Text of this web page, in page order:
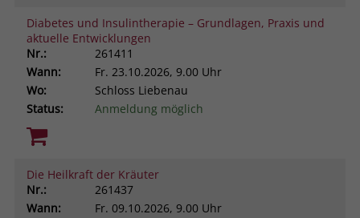
Diabetes und Insulintherapie – Grundlagen, Praxis und
aktuelle Entwicklungen
Nr.:
261411
Wann:
Fr. 23.10.2026, 9.00 Uhr
Wo:
Schloss Liebenau
Status:
Anmeldung möglich
Die Heilkraft der Kräuter
Nr.:
261437
Wann:
Fr. 09.10.2026, 9.00 Uhr